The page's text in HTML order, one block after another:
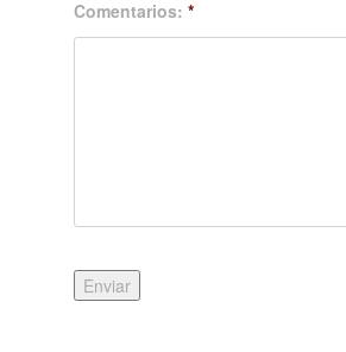
Comentarios: *